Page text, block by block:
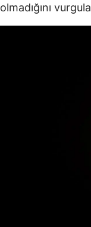
olmadığını